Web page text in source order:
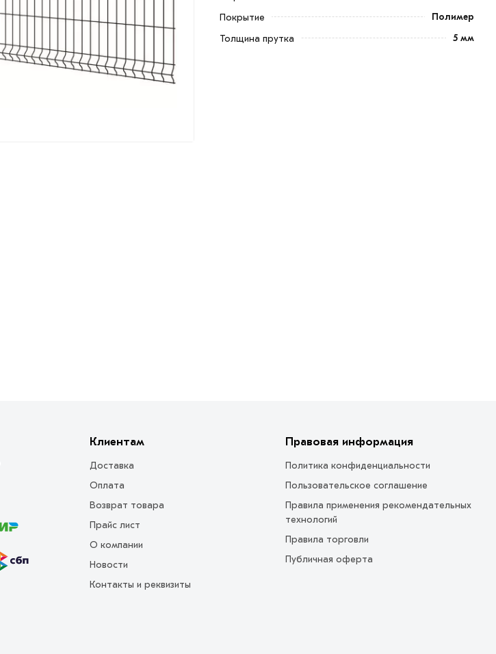
Покрытие
Полимер
Толщина прутка
5 мм
Клиентам
Доставка
Оплата
Возврат товара
Прайс лист
О компании
Новости
Контакты и реквизиты
Правовая информация
Политика конфиденциальности
Пользовательское соглашение
Правила применения рекомендательных
технологий
Правила торговли
Публичная оферта